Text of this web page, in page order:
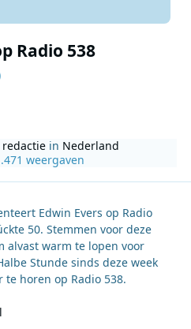
Radio 538
redactie in Nederland
weergaven
Edwin Evers op Radio
50. Stemmen voor deze
alvast warm te lopen voor
Stunde sinds deze week
te horen op Radio 538.